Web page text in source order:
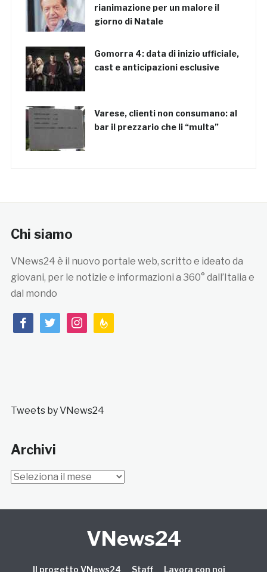
rianimazione per un malore il
giorno di Natale
Gomorra 4: data di inizio ufficiale,
cast e anticipazioni esclusive
Varese, clienti non consumano: al
bar il prezzario che li “multa”
Chi siamo
VNews24 è il nuovo portale web, scritto e ideato da
giovani, per le notizie e informazioni a 360° dall’Italia e
dal mondo
facebooktwitterinstagramfeedburner
Tweets by VNews24
Archivi
Archivi
VNews24
Il progetto VNews24 Staff Lavora con noi